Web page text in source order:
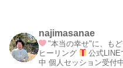
najimasanae
"本当の幸せ"に、も
ヒーリング
公式LINE
中 個人セッション受付